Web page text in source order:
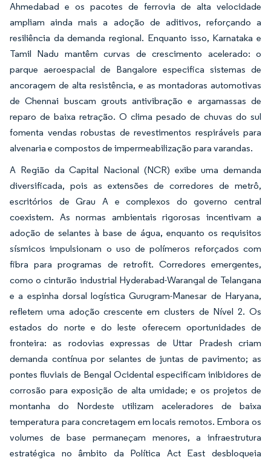
Ahmedabad e os pacotes de ferrovia de alta velocidade
ampliam ainda mais a adoção de aditivos, reforçando a
resiliência da demanda regional. Enquanto isso, Karnataka e
Tamil Nadu mantêm curvas de crescimento acelerado: o
parque aeroespacial de Bangalore especifica sistemas de
ancoragem de alta resistência, e as montadoras automotivas
de Chennai buscam grouts antivibração e argamassas de
reparo de baixa retração. O clima pesado de chuvas do sul
fomenta vendas robustas de revestimentos respiráveis para
alvenaria e compostos de impermeabilização para varandas.
A Região da Capital Nacional (NCR) exibe uma demanda
diversificada, pois as extensões de corredores de metrô,
escritórios de Grau A e complexos do governo central
coexistem. As normas ambientais rigorosas incentivam a
adoção de selantes à base de água, enquanto os requisitos
sísmicos impulsionam o uso de polímeros reforçados com
fibra para programas de retrofit. Corredores emergentes,
como o cinturão industrial Hyderabad-Warangal de Telangana
e a espinha dorsal logística Gurugram-Manesar de Haryana,
refletem uma adoção crescente em clusters de Nível 2. Os
estados do norte e do leste oferecem oportunidades de
fronteira: as rodovias expressas de Uttar Pradesh criam
demanda contínua por selantes de juntas de pavimento; as
pontes fluviais de Bengal Ocidental especificam inibidores de
corrosão para exposição de alta umidade; e os projetos de
montanha do Nordeste utilizam aceleradores de baixa
temperatura para concretagem em locais remotos. Embora os
volumes de base permaneçam menores, a infraestrutura
estratégica no âmbito da Política Act East desbloqueia